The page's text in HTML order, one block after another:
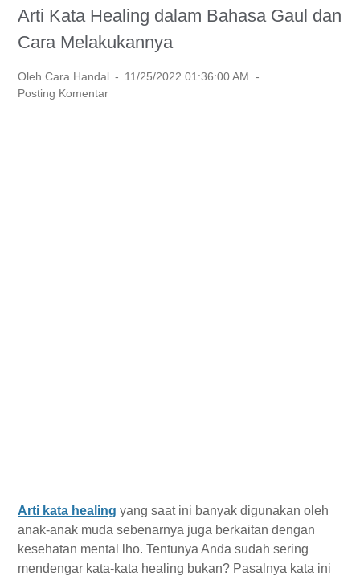
Arti Kata Healing dalam Bahasa Gaul dan
Cara Melakukannya
Oleh Cara Handal
11/25/2022 01:36:00 AM
Posting Komentar
Arti kata healing yang saat ini banyak digunakan oleh
anak-anak muda sebenarnya juga berkaitan dengan
kesehatan mental lho. Tentunya Anda sudah sering
mendengar kata-kata healing bukan? Pasalnya kata ini